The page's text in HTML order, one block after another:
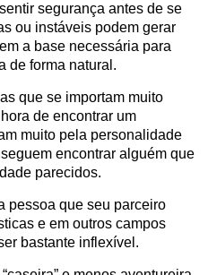
segurança antes de se
ou instáveis podem gerar
a base necessária para
de forma natural.
que se importam muito
de encontrar um
muito pela personalidade
encontrar alguém que
parecidos.
pessoa que seu parceiro
e em outros campos
bastante inflexível.